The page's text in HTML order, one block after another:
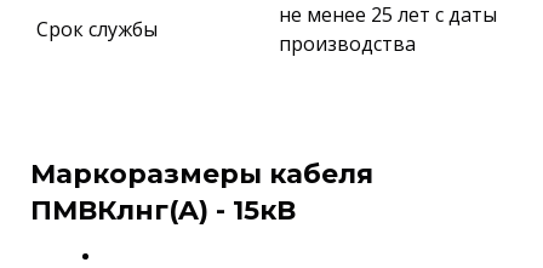
Срок службы
не менее 25 лет с даты
производства
Маркоразмеры кабеля
ПМВКлнг(A) - 15кВ